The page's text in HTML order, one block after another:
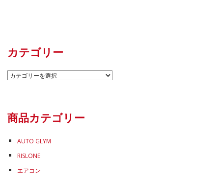
カテゴリー
カ
ー
商品カテゴリー
AUTO GLYM
RISLONE
エアコン